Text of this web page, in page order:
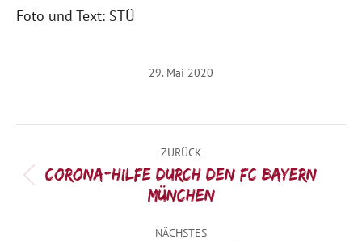
Foto und Text: STÜ
29. Mai 2020
ZURÜCK
Vorheriger
Beitrag:
Corona-Hilfe durch den FC Bayern
München
NÄCHSTES